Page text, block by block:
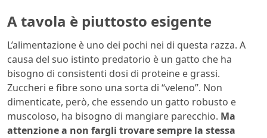
A tavola è piuttosto esigente
L’alimentazione è uno dei pochi nei di questa razza. A
causa del suo istinto predatorio è un gatto che ha
bisogno di consistenti dosi di proteine e grassi.
Zuccheri e fibre sono una sorta di “veleno”. Non
dimenticate, però, che essendo un gatto robusto e
muscoloso, ha bisogno di mangiare parecchio. Ma
attenzione a non fargli trovare sempre la stessa